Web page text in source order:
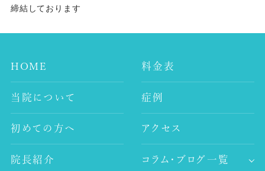
締結しております
HOME
当院について
初めての方へ
院長紹介
料金表
症例
アクセス
コラム・ブログ一覧